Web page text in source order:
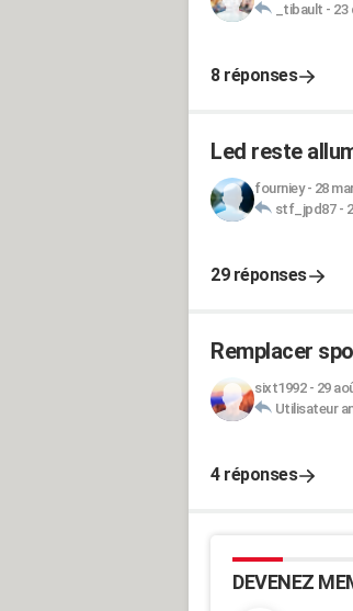
_tibault - 23
8 réponses
Led reste
fourniey- 28
stf_jpd87-
29 réponses
Remplacer
sixt1992- 29
Utilisateur
4 réponses
DEVENEZ